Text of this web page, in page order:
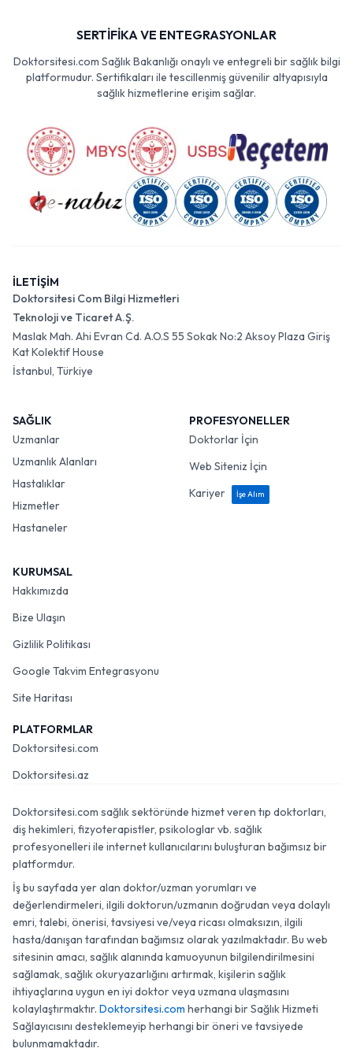
SERTİFİKA VE ENTEGRASYONLAR
Doktorsitesi.com Sağlık Bakanlığı onaylı ve entegreli bir sağlık bilgi
platformudur. Sertifikaları ile tescillenmiş güvenilir altyapısıyla
sağlık hizmetlerine erişim sağlar.
İLETİŞİM
Doktorsitesi Com Bilgi Hizmetleri
Teknoloji ve Ticaret A.Ş.
Maslak Mah. Ahi Evran Cd. A.O.S 55 Sokak No:2 Aksoy Plaza Giriş
Kat Kolektif House
İstanbul, Türkiye
SAĞLIK
Uzmanlar
Uzmanlık Alanları
Hastalıklar
Hizmetler
Hastaneler
PROFESYONELLER
Doktorlar İçin
Web Siteniz İçin
Kariyer
İşe Alım
KURUMSAL
Hakkımızda
Bize Ulaşın
Gizlilik Politikası
Google Takvim Entegrasyonu
Site Haritası
PLATFORMLAR
Doktorsitesi.com
Doktorsitesi.az
Doktorsitesi.com sağlık sektöründe hizmet veren tıp doktorları,
diş hekimleri, fizyoterapistler, psikologlar vb. sağlık
profesyonelleri ile internet kullanıcılarını buluşturan bağımsız bir
platformdur.
İş bu sayfada yer alan doktor/uzman yorumları ve
değerlendirmeleri, ilgili doktorun/uzmanın doğrudan veya dolaylı
emri, talebi, önerisi, tavsiyesi ve/veya ricası olmaksızın, ilgili
hasta/danışan tarafından bağımsız olarak yazılmaktadır. Bu web
sitesinin amacı, sağlık alanında kamuoyunun bilgilendirilmesini
sağlamak, sağlık okuryazarlığını artırmak, kişilerin sağlık
ihtiyaçlarına uygun en iyi doktor veya uzmana ulaşmasını
kolaylaştırmaktır. Doktorsitesi.com herhangi bir Sağlık Hizmeti
Sağlayıcısını desteklemeyip herhangi bir öneri ve tavsiyede
bulunmamaktadır.